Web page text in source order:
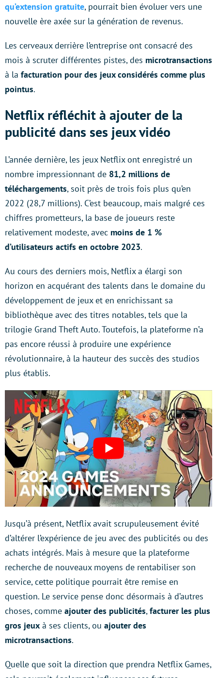
qu’extension gratuite, pourrait bien évoluer vers une
nouvelle ère axée sur la génération de revenus.
Les cerveaux derrière l’entreprise ont consacré des
mois à scruter différentes pistes, des microtransactions
à la facturation pour des jeux considérés comme plus
pointus.
Netflix réfléchit à ajouter de la
publicité dans ses jeux vidéo
L’année dernière, les jeux Netflix ont enregistré un
nombre impressionnant de 81,2 millions de
téléchargements, soit près de trois fois plus qu’en
2022 (28,7 millions). C’est beaucoup, mais malgré ces
chiffres prometteurs, la base de joueurs reste
relativement modeste, avec moins de 1 %
d’utilisateurs actifs en octobre 2023.
Au cours des derniers mois, Netflix a élargi son
horizon en acquérant des talents dans le domaine du
développement de jeux et en enrichissant sa
bibliothèque avec des titres notables, tels que la
trilogie Grand Theft Auto. Toutefois, la plateforme n’a
pas encore réussi à produire une expérience
révolutionnaire, à la hauteur des succès des studios
plus établis.
Jusqu’à présent, Netflix avait scrupuleusement évité
d’altérer l’expérience de jeu avec des publicités ou des
achats intégrés. Mais à mesure que la plateforme
recherche de nouveaux moyens de rentabiliser son
service, cette politique pourrait être remise en
question. Le service pense donc désormais à d’autres
choses, comme ajouter des publicités,facturer les plus
gros jeux à ses clients, ou ajouter des
microtransactions.
Quelle que soit la direction que prendra Netflix Games,